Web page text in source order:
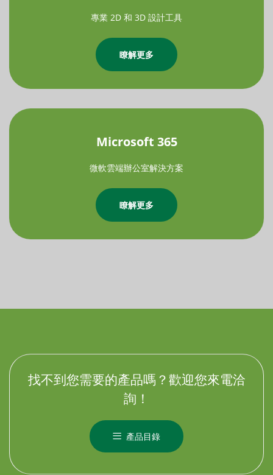
專業 2D 和 3D 設計工具
瞭解更多
Microsoft 365
微軟雲端辦公室解決方案
瞭解更多
找不到您需要的產品嗎？歡迎您來電洽
詢！
產品目錄